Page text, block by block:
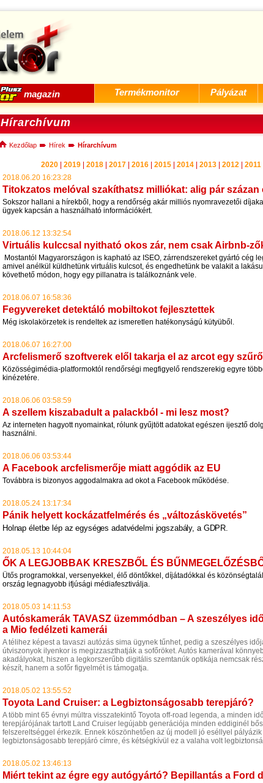
magazin Termékmonitor Pályázat
Hírarchívum
Kezdőlap Hírek Hírarchívum
2020 2019 2018 2017 2016 2015 2014 2013 2012 2011
2018.06.20 16:23:28
Titokzatos melóval szakíthatsz milliókat: alig pár
Sokszor hallani a hírekből, hogy a rendőrség akár milliós nyomravezetői
ügyek kapcsán a használható információkért.
2018.06.12 13:32:54
Virtuális kulccsal nyitható okos zár, nem csak Airbnb-
Mostantól Magyarországon is kapható az ISEO, zárrendszereket gyártó cég
amivel anélkül küldhetünk virtuális kulcsot, és engedhetünk be valakit a
követhető módon, hogy egy pillanatra is találkoznánk vele.
2018.06.07 16:58:36
Fegyvereket detektáló mobiltokot fejlesztettek
Még iskolakörzetek is rendeltek az ismeretlen hatékonyságú kütyüből.
2018.06.07 16:27:00
Arcfelismerő szoftverek elől takarja el az arcot egy szűrő
Közösségimédia-platformoktól rendőrségi megfigyelő rendszerekig egyre
kinézetére.
2018.06.06 03:58:59
A szellem kiszabadult a palackból - mi lesz most?
Az interneten hagyott nyomainkat, rólunk gyűjtött adatokat egészen ijesztő
használni.
2018.06.06 03:53:44
A Facebook arcfelismerője miatt aggódik az EU
Továbbra is bizonyos aggodalmakra ad okot a Facebook működése.
2018.05.24 13:17:34
Pánik helyett kockázatfelmérés és „változáskövetés”
Holnap életbe lép az egységes adatvédelmi jogszabály, a GDPR.
2018.05.13 10:44:04
ŐK A LEGJOBBAK KRESZBŐL ÉS
Ütős programokkal, versenyekkel, élő döntőkkel, díjátadókkal és
ország legnagyobb ifjúsági médiafesztiválja.
2018.05.03 14:11:53
Autóskamerák TAVASZ üzemmódban – A szeszélyes
a Mio fedélzeti kamerái
A télihez képest a tavaszi autózás sima ügynek tűnhet, pedig a szeszélyes
útviszonyok ilyenkor is megizzaszthatják a sofőröket. Autós kamerával
akadályokat, hiszen a legkorszerűbb digitális szemtanúk optikája nemcsak
készít, hanem a sofőr figyelmét is támogatja.
2018.05.02 13:55:52
Toyota Land Cruiser: a Legbiztonságosabb terepjáró?
A több mint 65 évnyi múltra visszatekintő Toyota off-road legenda, a minden
terepjárójának tartott Land Cruiser legújabb generációja minden eddiginél
felszereltséggel érkezik. Ennek köszönhetően az új modell jó eséllyel
legbiztonságosabb terepjáró címre, és kétségkívül ez a valaha volt
2018.05.02 13:46:13
Miért tekint az égre egy autógyártó? Bepillantás a Ford